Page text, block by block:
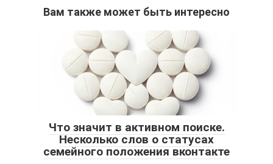
Вам также может быть интересно
Что значит в активном поиске.
Несколько слов о статусах
семейного положения вконтакте